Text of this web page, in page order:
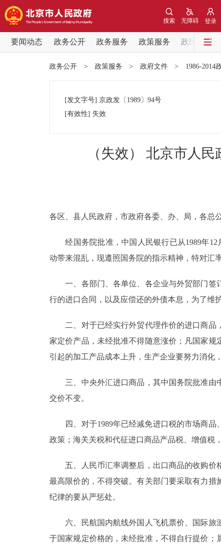
登录
无障碍
搜索
要闻动态 政务公开 政务服务 政策服务
政民互动
党中央精神
政策兑现
决策公开
个人服务
便民服务
中介服务
政民互动
参与调查
走进北京
北京概况
多语种
政务公开 > 政策服务 > 政府文件 > 1986-2014
[发文字号] 京政发 〔1989〕 94号
[有效性] 失效
（失效） 北京市人
各区、县人民政府，市政府各委、办、局，各总
经国务院批准，中国人民银行已从1989年12
动带来混乱，现遵照国务院的指示精神，特对汇
一、各部门、各单位、各企业与外贸部门签
行的进口合同，以及应偿还的外债本息，为了维
二、对于已经实行外贸代理作价的进口商品
家定价产品，未经批准不得随意涨价；凡国家
引起的加工产品成本上升，生产企业要努力消化
三、中央外汇进口商品，其中国务院批准由
交价不变。
四、对于1989年已经减免进口税的市场商品
政策；海关关税和代征进口商品产品税、增值税
五、人民币汇率调整后，出口商品的收购价
最高限价的，不得突破。有关部门要采取有力
纪律的要从严惩处。
六、民航国内航线外国人飞机票价、国际旅
于国家规定价格的，未经批准，不得自行提价